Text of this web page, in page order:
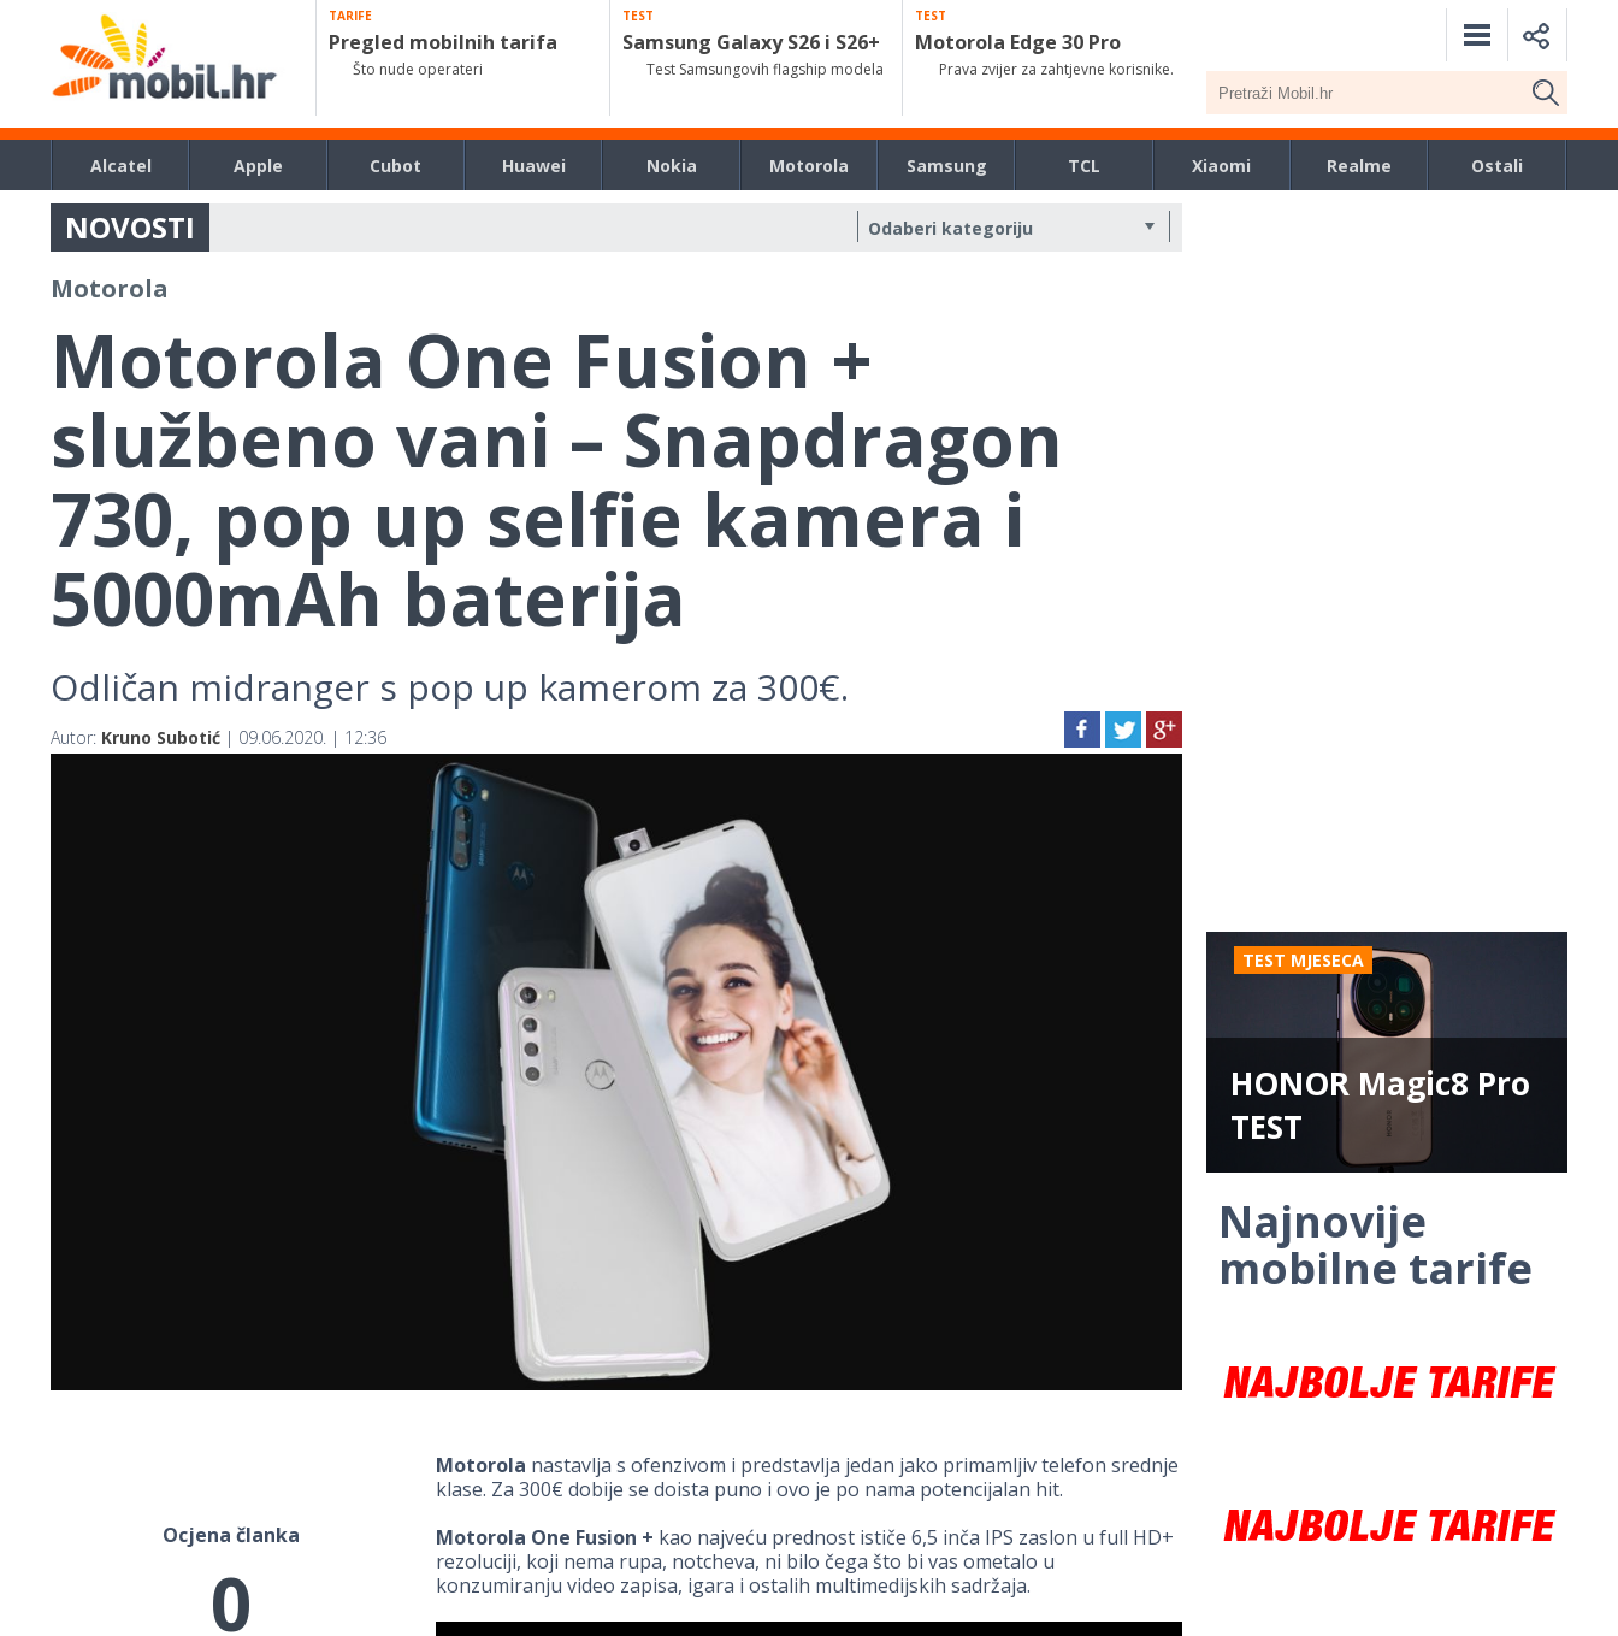
TARIFE
Pregled mobilnih tarifa
Što nude operateri
TEST
Samsung Galaxy S26 i S26+
Test Samsungovih flagship modela
TEST
Motorola Edge 30 Pro
Prava zvijer za zahtjevne korisnike.
Alcatel Apple Cubot Huawei Nokia Motorola Samsung TCL Xiaomi Realme Ostali
NOVOSTI
Motorola
Motorola One Fusion +
službeno vani – Snapdragon
730, pop up selfie kamera i
5000mAh baterija
Odličan midranger s pop up kamerom za 300€.
Autor: Kruno Subotić | 09.06.2020. | 12:36
Ocjena članka
0
Motorola nastavlja s ofenzivom i predstavlja jedan jako primamljiv telefon srednje
klase. Za 300€ dobije se doista puno i ovo je po nama potencijalan hit.
Motorola One Fusion + kao najveću prednost ističe 6,5 inča IPS zaslon u full HD+
rezoluciji, koji nema rupa, notcheva, ni bilo čega što bi vas ometalo u
konzumiranju video zapisa, igara i ostalih multimedijskih sadržaja.
TEST MJESECA
HONOR Magic8 Pro
TEST
Najnovije
mobilne tarife